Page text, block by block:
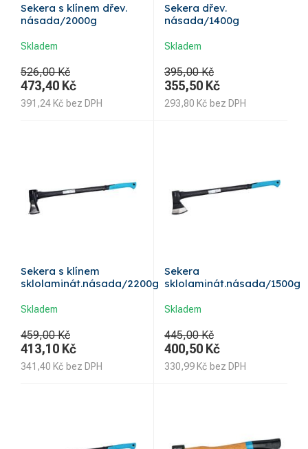
Sekera s klínem dřev.
násada/2000g
Skladem
526,00 Kč
473,40 Kč
391,24 Kč bez DPH
Sekera dřev.
násada/1400g
Skladem
395,00 Kč
355,50 Kč
293,80 Kč bez DPH
Sekera s klínem
sklolaminát.násada/2200g
Skladem
459,00 Kč
413,10 Kč
341,40 Kč bez DPH
Sekera
sklolaminát.násada/1500g
Skladem
445,00 Kč
400,50 Kč
330,99 Kč bez DPH